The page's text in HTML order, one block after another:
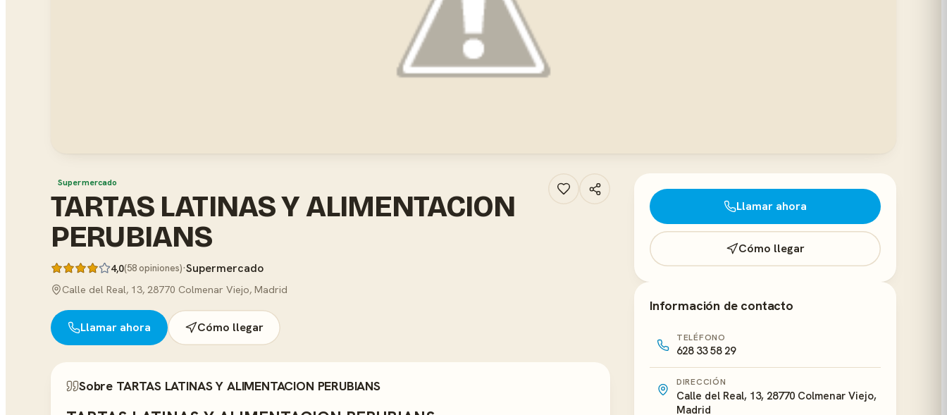
Supermercado
TARTAS LATINAS Y ALIMENTACION
PERUBIANS
4,0(58 opiniones)·Supermercado
Calle del Real, 13, 28770 Colmenar Viejo, Madrid
Llamar ahora Cómo llegar
Sobre TARTAS LATINAS Y ALIMENTACION PERUBIANS
Llamar ahora
Cómo llegar
Información de contacto
TELÉFONO
628 33 58 29
DIRECCIÓN
Calle del Real, 13, 28770 Colmenar Viejo,
Madrid